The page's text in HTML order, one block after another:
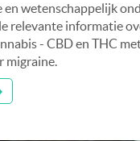
en wetenschappelijk
relevante informatie
- CBD en THC
migraine.